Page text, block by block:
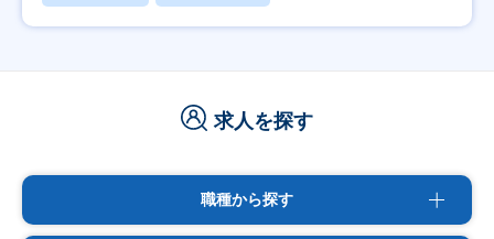
求人を探す
職種から探す